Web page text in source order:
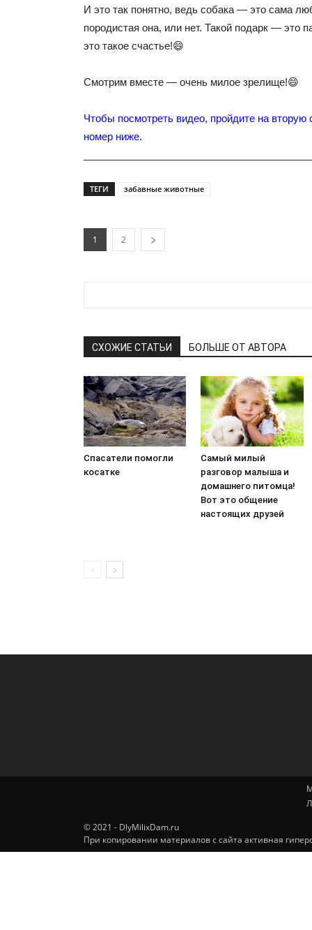
И это так понятно, ведь собака — это сама
породистая она, или нет. Такой подарк — это
это такое счастье!😄
Смотрим вместе — очень милое зрелище!😄
Чтобы посмотреть видео, пройдите на вторую
номер ниже.
ТЕГИ забавные животные
1 2
СХОЖИЕ СТАТЬИ БОЛЬШЕ ОТ АВТОРА
Спасатели помогли
косатке
Самый милый
разговор малыша и
домашнего питомца!
Вот это общение
настоящих друзей
© 2021 - DlyMilixDam.ru
При копировании материалов с сайта активная